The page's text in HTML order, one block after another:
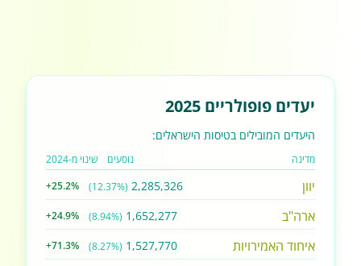
יעדים פופולריים 2025
היעדים המובילים בטיסות הישראלים:
מדינה נוסעים שינוי מ-2024
יוון 2,285,326
(12.37%)
+25.2%
ארה"ב 1,652,277
(8.94%)
+24.9%
איחוד האמירויות 1,527,770
(8.27%)
+71.3%